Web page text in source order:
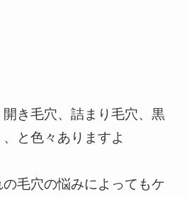
。
まり毛穴、黒
と色々ありますよ
。
の悩みによってもケ